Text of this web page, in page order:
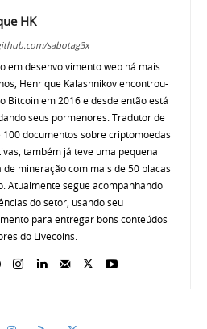
HK
sabotag3x
em desenvolvimento web há mais
Henrique Kalashnikov encontrou-
Bitcoin em 2016 e desde então está
seus pormenores. Tradutor de
100 documentos sobre criptomoedas
também já teve uma pequena
de mineração com mais de 50 placas
Atualmente segue acompanhando
do setor, usando seu
para entregar bons conteúdos
do Livecoins.